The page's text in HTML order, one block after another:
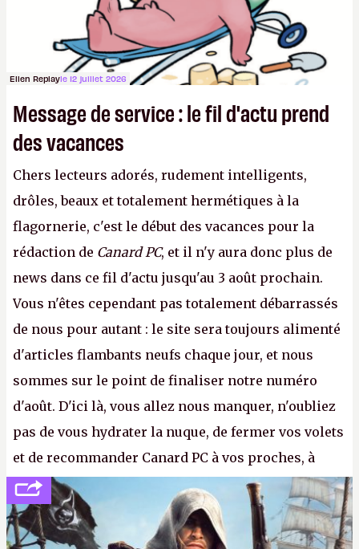
Ellen Replayle 12 juillet 2026
Message de service : le fil d'actu prend
des vacances
Chers lecteurs adorés, rudement intelligents,
drôles, beaux et totalement hermétiques à la
flagornerie, c'est le début des vacances pour la
rédaction de Canard PC, et il n'y aura donc plus de
news dans ce fil d'actu jusqu'au 3 août prochain.
Vous n'êtes cependant pas totalement débarrassés
de nous pour autant : le site sera toujours alimenté
d'articles flambants neufs chaque jour, et nous
sommes sur le point de finaliser notre numéro
d'août. D'ici là, vous allez nous manquer, n'oubliez
pas de vous hydrater la nuque, de fermer vos volets
et de recommander Canard PC à vos proches, à
votre famille et aux inconnus que vous croisez
dans la rue. Bon été à tous ! –ER.